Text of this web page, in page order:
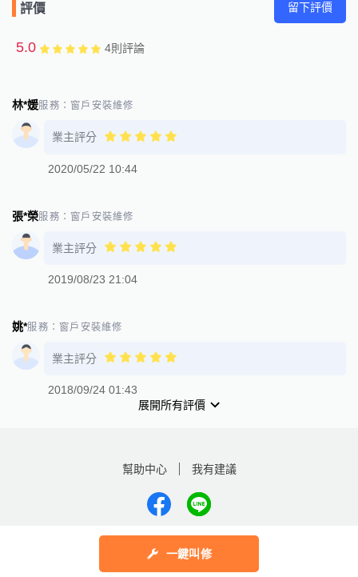
一鍵叫修
評價 留下評價
5.0 4則評論
林*媛服務： 窗戶安裝維修
業主評分
2020/05/22 10:44
張*榮服務： 窗戶安裝維修
業主評分
2019/08/23 21:04
姚*服務： 窗戶安裝維修
業主評分
2018/09/24 01:43
展開所有評價
幫助中心 我有建議
Copyright © 2025 by Addcn Technology Co., Ltd. All Rights reserved